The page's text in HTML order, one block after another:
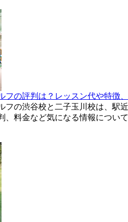
フの評判は？レッスン代や特徴
フの渋谷校と二子玉川校は、駅
、料金など気になる情報につい